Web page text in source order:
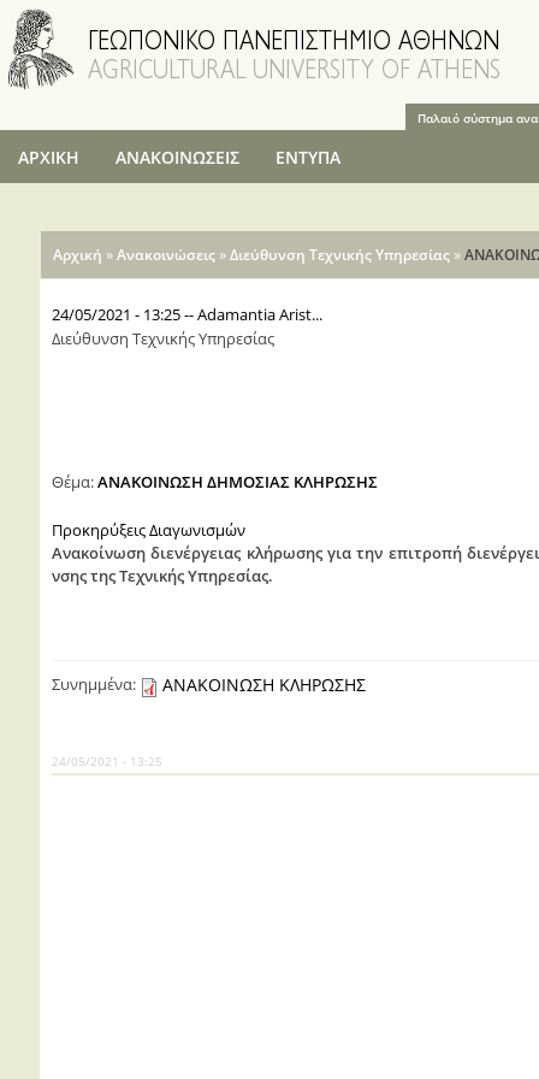
προς το
κυρίως
περιεχόμενο
Παλαιό σύστημα
ΑΡΧΙΚΗ ΑΝΑΚΟΙΝΩΣΕΙΣ ΕΝΤΥΠΑ
Είστε εδώ
Αρχική »Ανακοινώσεις »Διεύθυνση Τεχνικής Υπηρεσίας »
24/05/2021 - 13:25--Adamantia Arist...
Διεύθυνση Τεχνικής Υπηρεσίας
Θέμα:ΑΝΑΚΟΙΝΩΣΗ ΔΗΜΟΣΙΑΣ ΚΛΗΡΩΣΗΣ
Προκηρύξεις Διαγωνισμών
Ανακοίνωση διενέργειας κλήρωσης για την επιτροπή
νσης της Τεχνικής Υπηρεσίας.
Συνημμένα: ΑΝΑΚΟΙΝΩΣΗ ΚΛΗΡΩΣΗΣ
24/05/2021 - 13:25